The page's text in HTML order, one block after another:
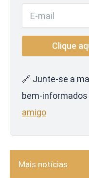
🔗 Junte-se a
bem-informados
amigo
Mais notícias